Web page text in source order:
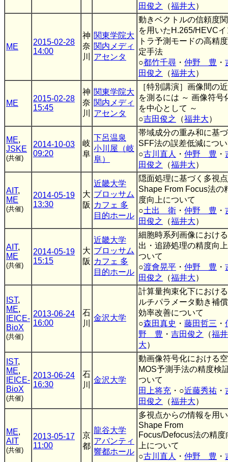
田俊之
（福井大）
ME
2015-02-28
14:00
神
奈
川
関東学院大
関内メディ
アセンタ
動きベクトルの信頼度
を用いたH.265/HEVCイ
トラ予測モードの高精
定手法
○都竹千尋 ・ 仲野 豊 ・
田俊之
（福井大）
ME
2015-02-28
15:45
神
奈
川
関東学院大
関内メディ
アセンタ
［特別講演］画像間の
を測るには ～ 画像符号
を中心として ～
○吉田俊之 （福井大）
ME,
JSKE
(共催)
2014-10-03
09:20
岐
阜
下呂温泉
小川屋（岐
阜）
帯域成分の重み和に基
SFF法の誤差低減につ
○古川直人 ・ 仲野 豊 ・
田俊之
（福井大）
AIT,
ME
(共催)
2014-05-19
13:30
大
阪
近畿大学
ブロッサム
カフェ 多
目的ホール
隠面処理に基づく多視点
Shape From Focus法の
度向上について
○土出 衛 ・ 仲野 豊 ・
田俊之
（福井大）
AIT,
ME
(共催)
2014-05-19
15:15
大
阪
近畿大学
ブロッサム
カフェ 多
目的ホール
細胞時系列画像におけ
出・追跡処理の精度向
ついて
○渡會晃平 ・ 仲野 豊 ・
田俊之
（福井大）
IST,
ME,
IEICE-
BioX
(共催)
2013-06-24
16:00
石
川
金沢大学
計算量拘束化下におけ
ルチパラメータ動き補
効率改善について
○森田真史 ・ 藤田哲三 ・
野 豊 ・ 吉田俊之 （福井
大）
IST,
ME,
IEICE-
BioX
(共催)
2013-06-24
16:30
石
川
金沢大学
動画像符号化における
MOS予測手法の精度検
ついて
田上将充 ・○近藤秀祐 ・
田俊之
（福井大）
ME,
AIT
(共催)
2013-05-17
11:00
京
都
龍谷大学
アバンティ
響都ホール
多視点からの情報を用
Shape From
Focus/Defocus法の精度
上について
○古川直人 ・ 仲野 豊 ・